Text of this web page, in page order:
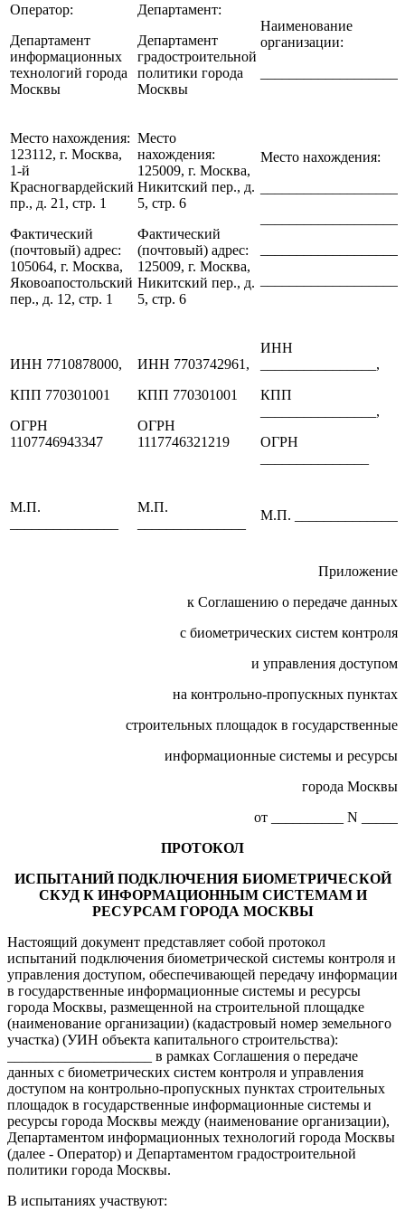
Оператор:
Департамент
информационных
технологий города
Москвы
Департамент:
Департамент
градостроительной
политики города
Москвы
Наименование
организации:
Место нахождения:
123112, г. Москва,
1-й
Красногвардейский
пр., д. 21, стр. 1
Фактический
(почтовый) адрес:
105064, г. Москва,
Яковоапостольский
пер., д. 12, стр. 1
Место
нахождения:
125009, г. Москва,
Никитский пер., д.
5, стр. 6
Фактический
(почтовый) адрес:
125009, г. Москва,
Никитский пер., д.
5, стр. 6
Место нахождения:
ИНН 7710878000,
КПП 770301001
ОГРН
1107746943347
ИНН 7703742961,
КПП 770301001
ОГРН
1117746321219
ИНН
________________,
КПП
________________,
ОГРН
М.П.
М.П.
М.П. _______________
Приложение
к Соглашению о передаче данных
с биометрических систем контроля
и управления доступом
на контрольно-пропускных пунктах
строительных площадок в государственные
информационные системы и ресурсы
города Москвы
от __________ N _____
ПРОТОКОЛ
ИСПЫТАНИЙ ПОДКЛЮЧЕНИЯ БИОМЕТРИЧЕСКОЙ
СКУД К ИНФОРМАЦИОННЫМ СИСТЕМАМ И
РЕСУРСАМ ГОРОДА МОСКВЫ
Настоящий документ представляет собой протокол
испытаний подключения биометрической системы контроля и
управления доступом, обеспечивающей передачу информации
в государственные информационные системы и ресурсы
города Москвы, размещенной на строительной площадке
(наименование организации) (кадастровый номер земельного
участка) (УИН объекта капитального строительства):
____________________ в рамках Соглашения о передаче
данных с биометрических систем контроля и управления
доступом на контрольно-пропускных пунктах строительных
площадок в государственные информационные системы и
ресурсы города Москвы между (наименование организации),
Департаментом информационных технологий города Москвы
(далее - Оператор) и Департаментом градостроительной
политики города Москвы.
В испытаниях участвуют: